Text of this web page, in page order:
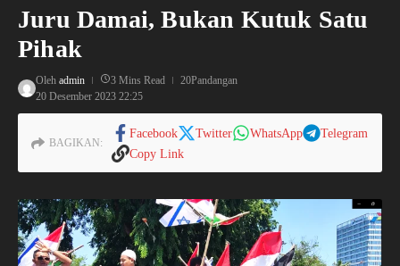
Juru Damai, Bukan Kutuk Satu
Pihak
Oleh admin 3 Mins Read
20Pandangan
20 Desember 2023 22:25
BAGIKAN:
Facebook Twitter WhatsApp
Telegram
Copy Link